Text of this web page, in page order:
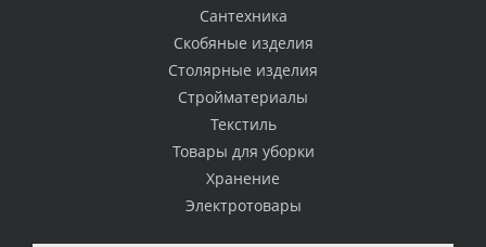
Сантехника
Скобяные изделия
Столярные изделия
Стройматериалы
Текстиль
Товары для уборки
Хранение
Электротовары